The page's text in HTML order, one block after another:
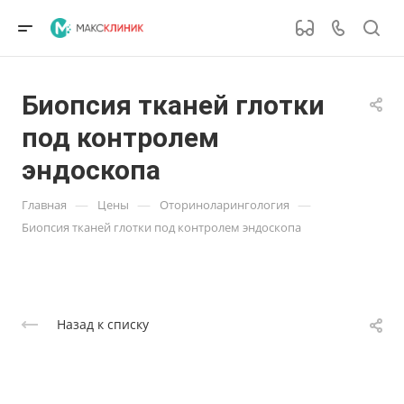
Биопсия тканей глотки
под контролем
эндоскопа
Главная — Цены — Оториноларингология —
Биопсия тканей глотки под контролем эндоскопа
Назад к списку